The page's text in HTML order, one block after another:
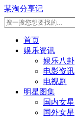
某淘分享记
首页
娱乐资讯
娱乐八卦
电影资讯
电视剧
明星图集
国内女星
国外女星